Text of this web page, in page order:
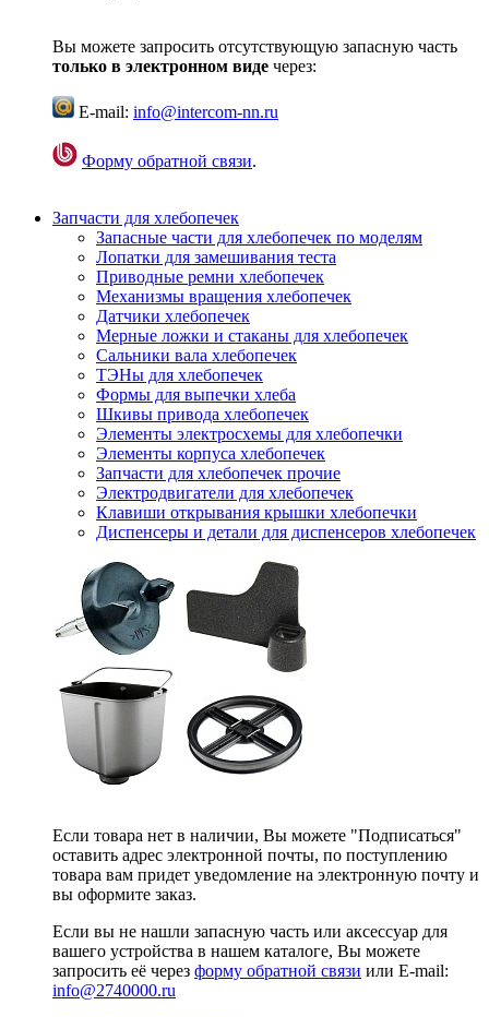
Вы можете запросить отсутствующую запасную часть
только в электронном виде через:
E-mail: info@intercom-nn.ru
Форму обратной связи.
Запчасти для хлебопечек
Запасные части для хлебопечек по моделям
Лопатки для замешивания теста
Приводные ремни хлебопечек
Механизмы вращения хлебопечек
Датчики хлебопечек
Мерные ложки и стаканы для хлебопечек
Сальники вала хлебопечек
ТЭНы для хлебопечек
Формы для выпечки хлеба
Шкивы привода хлебопечек
Элементы электросхемы для хлебопечки
Элементы корпуса хлебопечек
Запчасти для хлебопечек прочие
Электродвигатели для хлебопечек
Клавиши открывания крышки хлебопечки
Диспенсеры и детали для диспенсеров хлебопечек
Если товара нет в наличии, Вы можете "Подписаться"
оставить адрес электронной почты, по поступлению
товара вам придет уведомление на электронную почту и
вы оформите заказ.
Если вы не нашли запасную часть или аксессуар для
вашего устройства в нашем каталоге, Вы можете
запросить её через форму обратной связи или E-mail:
info@2740000.ru